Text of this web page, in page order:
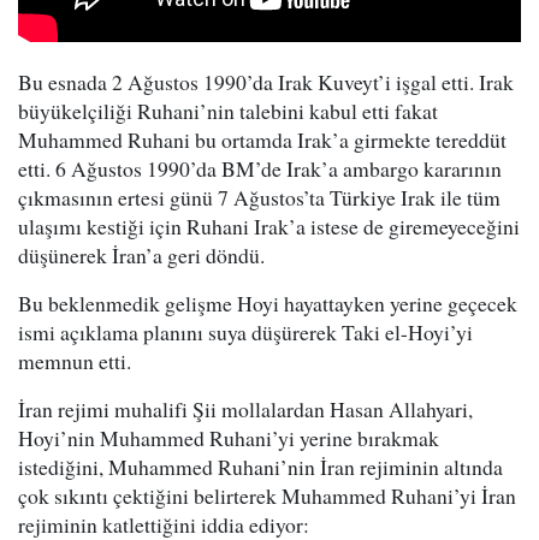
Bu esnada 2 Ağustos 1990’da Irak Kuveyt’i işgal etti. Irak
büyükelçiliği Ruhani’nin talebini kabul etti fakat
Muhammed Ruhani bu ortamda Irak’a girmekte tereddüt
etti. 6 Ağustos 1990’da BM’de Irak’a ambargo kararının
çıkmasının ertesi günü 7 Ağustos’ta Türkiye Irak ile tüm
ulaşımı kestiği için Ruhani Irak’a istese de giremeyeceğini
düşünerek İran’a geri döndü.
Bu beklenmedik gelişme Hoyi hayattayken yerine geçecek
ismi açıklama planını suya düşürerek Taki el-Hoyi’yi
memnun etti.
İran rejimi muhalifi Şii mollalardan Hasan Allahyari,
Hoyi’nin Muhammed Ruhani’yi yerine bırakmak
istediğini, Muhammed Ruhani’nin İran rejiminin altında
çok sıkıntı çektiğini belirterek Muhammed Ruhani’yi İran
rejiminin katlettiğini iddia ediyor: